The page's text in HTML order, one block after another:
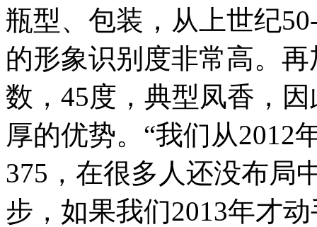
瓶型、包装，从上世纪
的形象识别度非常高。
数，45度，典型凤香，
厚的优势。“我们从2012
375，在很多人还没布局
步，如果我们2013年才